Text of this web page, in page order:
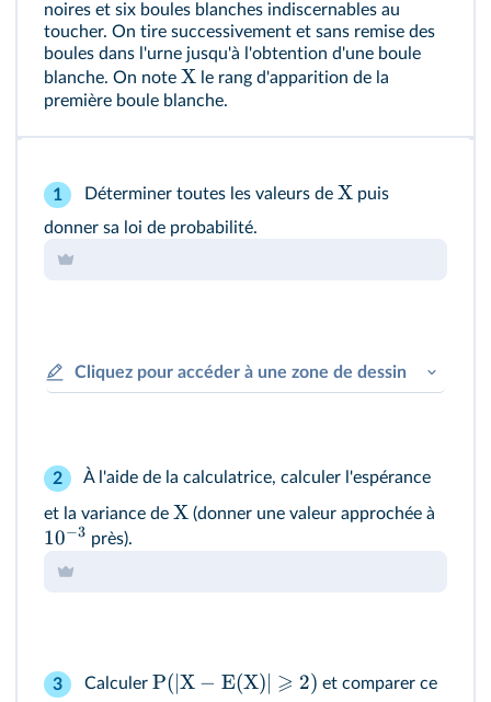
noires et six boules blanches indiscernables au
toucher. On tire successivement et sans remise des
boules dans l'urne jusqu'à l'obtention d'une boule
blanche. On note X le rang d'apparition de la
première boule blanche.
1 Déterminer toutes les valeurs de X puis
donner sa loi de probabilité.
Cliquez pour accéder à une zone de dessin
2 À l'aide de la calculatrice, calculer l'espérance
et la variance de X (donner une valeur approchée à
10−3 près).
3 Calculer P( X − E(X) ⩾ 2) et comparer ce